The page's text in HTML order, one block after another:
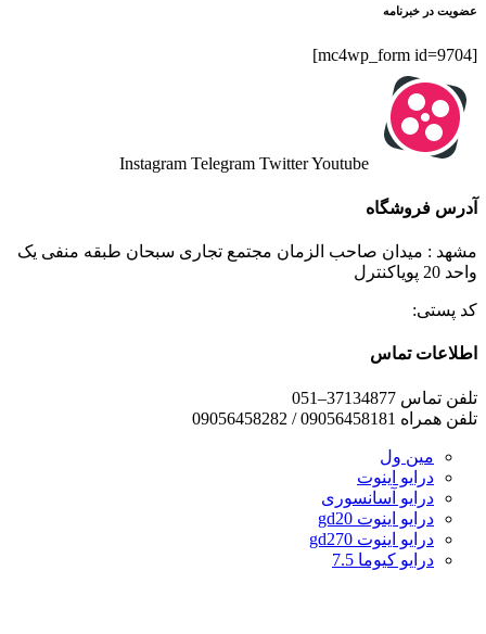
عضویت در خبرنامه
[mc4wp_form id=9704]
Instagram Telegram TwitterYoutube
آدرس فروشگاه
مشهد : میدان صاحب الزمان مجتمع تجاری سبحان طبقه منفی یک
واحد 20 پویاکنترل
کد پستی:
اطلاعات تماس
تلفن تماس 37134877–051
تلفن همراه 09056458181 / 09056458282
مین ول
درایو اینوت
درایو آسانسوری
درایو اینوت gd20
درایو اینوت gd270
درایو کیوما 7.5